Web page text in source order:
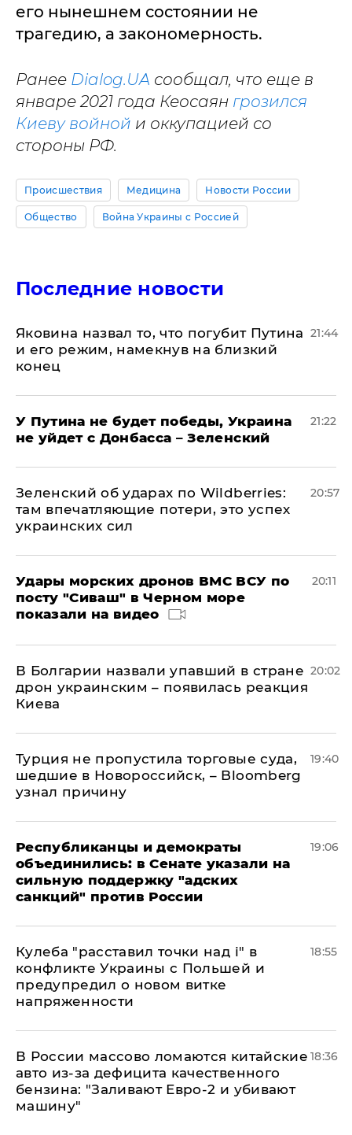
его нынешнем состоянии не
трагедию, а закономерность.
Ранее Dialog.UA сообщал, что еще в
январе 2021 года Кеосаян грозился
Киеву войной и оккупацией со
стороны РФ.
Происшествия Медицина Новости России
Общество Война Украины с Россией
Последние новости
Яковина назвал то, что погубит Путина
и его режим, намекнув на близкий
конец
21:44
У Путина не будет победы, Украина
не уйдет с Донбасса – Зеленский
21:22
Зеленский об ударах по Wildberries:
там впечатляющие потери, это успех
украинских сил
20:57
Удары морских дронов ВМС ВСУ по
посту "Сиваш" в Черном море
показали на видео
20:11
В Болгарии назвали упавший в стране
дрон украинским – появилась реакция
Киева
20:02
Турция не пропустила торговые суда,
шедшие в Новороссийск, – Bloomberg
узнал причину
19:40
Республиканцы и демократы
объединились: в Сенате указали на
сильную поддержку "адских
санкций" против России
19:06
Кулеба "расставил точки над і" в
конфликте Украины с Польшей и
предупредил о новом витке
напряженности
18:55
В России массово ломаются китайские
авто из-за дефицита качественного
бензина: "Заливают Евро-2 и убивают
машину"
18:36